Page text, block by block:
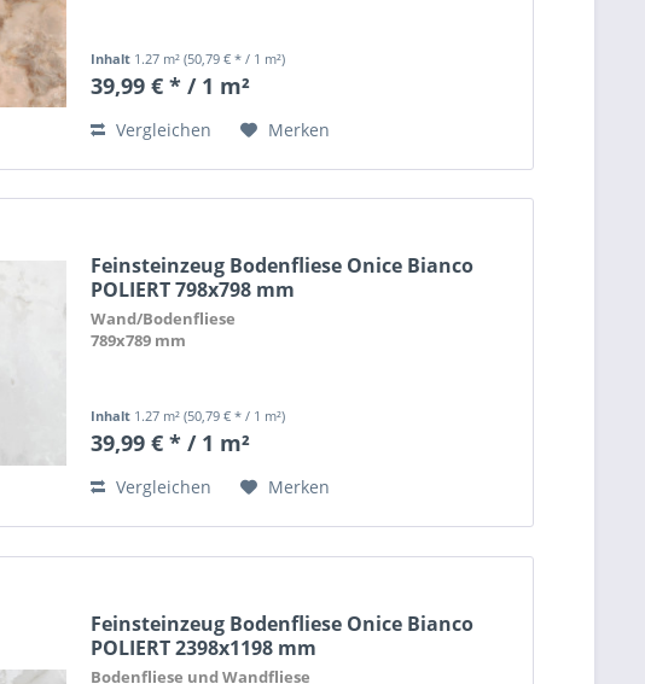
Inhalt 1.27 m²(50,79 € * / 1 m²)
39,99 € * / 1 m²
Vergleichen Merken
Feinsteinzeug Bodenfliese Onice Bianco
POLIERT 798x798 mm
Wand/Bodenfliese
789x789 mm
Inhalt 1.27 m²(50,79 € * / 1 m²)
39,99 € * / 1 m²
Vergleichen Merken
Feinsteinzeug Bodenfliese Onice Bianco
POLIERT 2398x1198 mm
Bodenfliese und Wandfliese